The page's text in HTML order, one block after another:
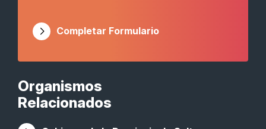
Organismos
Relacionados
Completar Formulario